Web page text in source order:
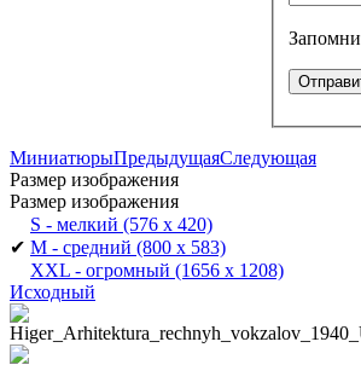
МиниатюрыПредыдущаяСледующая
Размер изображения
Размер изображения
S - мелкий (576 x 420)
✔ M - средний (800 x 583)
XXL - огромный (1656 x 1208)
Исходный